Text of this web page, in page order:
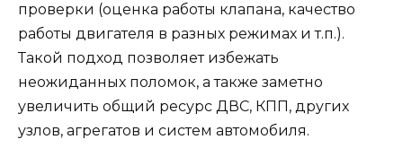
проверки (оценка работы клапана, качество
работы двигателя в разных режимах и т.п.).
Такой подход позволяет избежать
неожиданных поломок, а также заметно
увеличить общий ресурс ДВС, КПП, других
узлов, агрегатов и систем автомобиля.